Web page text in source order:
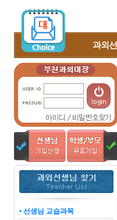
과외
• 선생님 교습과목